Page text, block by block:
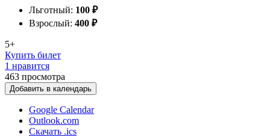
Льготный: 100 ₽
Взрослый: 400 ₽
5+
Купить билет
1 нравится
463 просмотра
Добавить в календарь
Google Calendar
Outlook.com
Скачать .ics